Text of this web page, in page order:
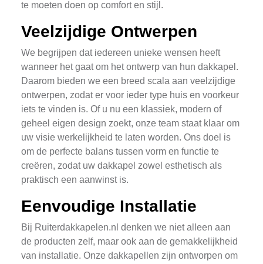
te moeten doen op comfort en stijl.
Veelzijdige Ontwerpen
We begrijpen dat iedereen unieke wensen heeft
wanneer het gaat om het ontwerp van hun dakkapel.
Daarom bieden we een breed scala aan veelzijdige
ontwerpen, zodat er voor ieder type huis en voorkeur
iets te vinden is. Of u nu een klassiek, modern of
geheel eigen design zoekt, onze team staat klaar om
uw visie werkelijkheid te laten worden. Ons doel is
om de perfecte balans tussen vorm en functie te
creëren, zodat uw dakkapel zowel esthetisch als
praktisch een aanwinst is.
Eenvoudige Installatie
Bij Ruiterdakkapelen.nl denken we niet alleen aan
de producten zelf, maar ook aan de gemakkelijkheid
van installatie. Onze dakkapellen zijn ontworpen om